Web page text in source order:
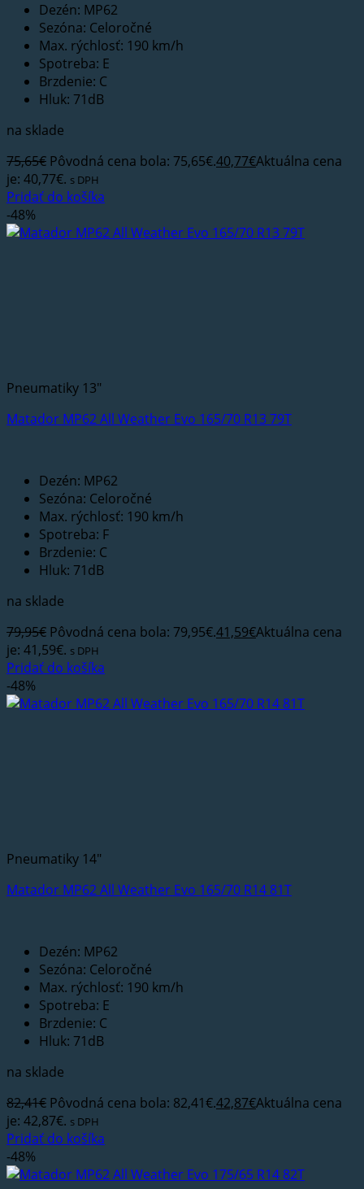
Dezén: MP62
Sezóna: Celoročné
Max. rýchlosť: 190 km/h
Spotreba: E
Brzdenie: C
Hluk: 71dB
na sklade
75,65€ Pôvodná cena bola: 75,65€.40,77€Aktuálna cena
je: 40,77€. s DPH
Pridať do košíka
-48%
Pneumatiky 13"
Matador MP62 All Weather Evo 165/70 R13 79T
Dezén: MP62
Sezóna: Celoročné
Max. rýchlosť: 190 km/h
Spotreba: F
Brzdenie: C
Hluk: 71dB
na sklade
79,95€ Pôvodná cena bola: 79,95€.41,59€Aktuálna cena
je: 41,59€. s DPH
Pridať do košíka
-48%
Pneumatiky 14"
Matador MP62 All Weather Evo 165/70 R14 81T
Dezén: MP62
Sezóna: Celoročné
Max. rýchlosť: 190 km/h
Spotreba: E
Brzdenie: C
Hluk: 71dB
na sklade
82,41€ Pôvodná cena bola: 82,41€.42,87€Aktuálna cena
je: 42,87€. s DPH
Pridať do košíka
-48%